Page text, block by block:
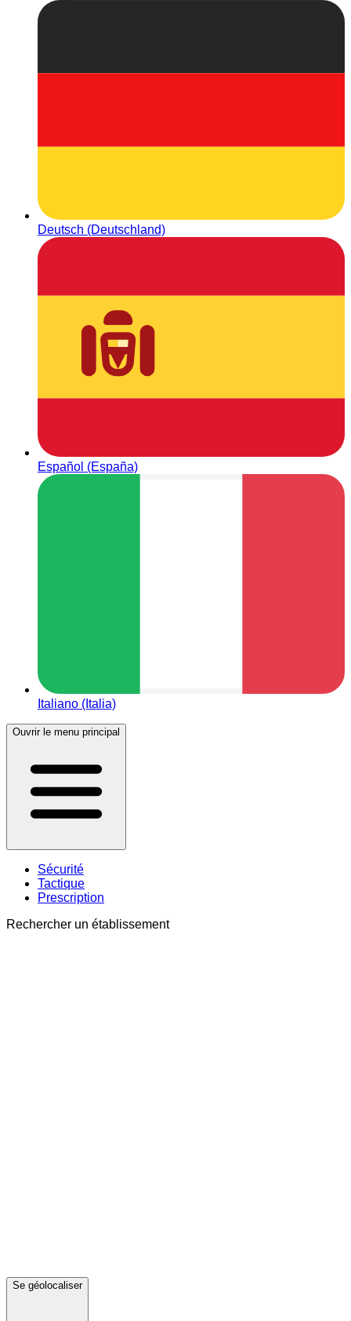
Deutsch (Deutschland)
Español (España)
Italiano (Italia)
Ouvrir le menu principal
Sécurité
Tactique
Prescription
Rechercher un établissement
Se géolocaliser